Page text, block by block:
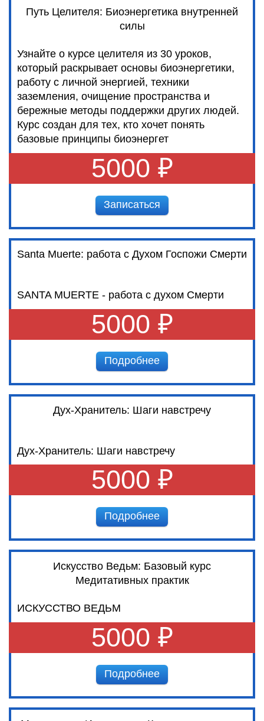
Путь Целителя: Биоэнергетика внутренней
силы
Узнайте о курсе целителя из 30 уроков,
который раскрывает основы биоэнергетики,
работу с личной энергией, техники
заземления, очищение пространства и
бережные методы поддержки других людей.
Курс создан для тех, кто хочет понять
базовые принципы биоэнергет
5000 ₽
Записаться
Santa Muerte: работа с Духом Госпожи Смерти
SANTA MUERTE - работа с духом Смерти
5000 ₽
Подробнее
Дух-Хранитель: Шаги навстречу
Дух-Хранитель: Шаги навстречу
5000 ₽
Подробнее
Искусство Ведьм: Базовый курс
Медитативных практик
ИСКУССТВО ВЕДЬМ
5000 ₽
Подробнее